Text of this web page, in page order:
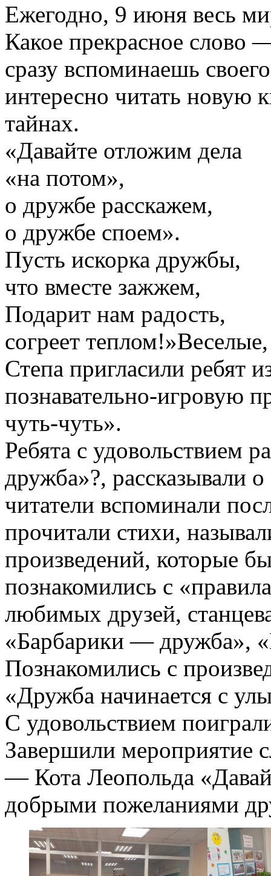
Ежегодно, 9 июня весь
Какое прекрасное
сразу вспоминаешь
интересно читать новую
тайнах.
«Давайте отложим дела
«на потом»,
о дружбе расскажем,
о дружбе споем».
Пусть искорка дружбы,
что вместе зажжем,
Подарит нам радость,
согреет
Степа пригласили ребят
познавательно-игровую
чуть-чуть».
Ребята с удовольствием
дружба»?, рассказывали
читатели вспоминали
прочитали стихи,
произведений, которые
познакомились с
любимых друзей,
«Барбарики — дружба»,
Познакомились с
«Дружба начинается с
С удовольствием
Завершили мероприятие
— Кота Леопольда
добрыми пожеланиями